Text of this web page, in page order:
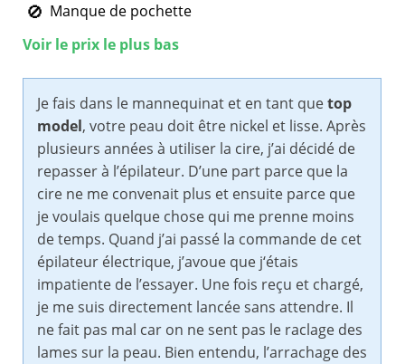
Manque de pochette
Voir le prix le plus bas
Je fais dans le mannequinat et en tant quetop
model, votre peau doit être nickel et lisse. Après
plusieurs années à utiliser la cire, j’ai décidé de
repasser à l’épilateur. D’une part parce que la
cire ne me convenait plus et ensuite parce que
je voulais quelque chose qui me prenne moins
de temps. Quand j’ai passé la commande de cet
épilateur électrique, j’avoue que j‘étais
impatiente de l’essayer. Une fois reçu et chargé,
je me suis directement lancée sans attendre. Il
ne fait pas mal car on ne sent pas le raclage des
lames sur la peau. Bien entendu, l’arrachage des